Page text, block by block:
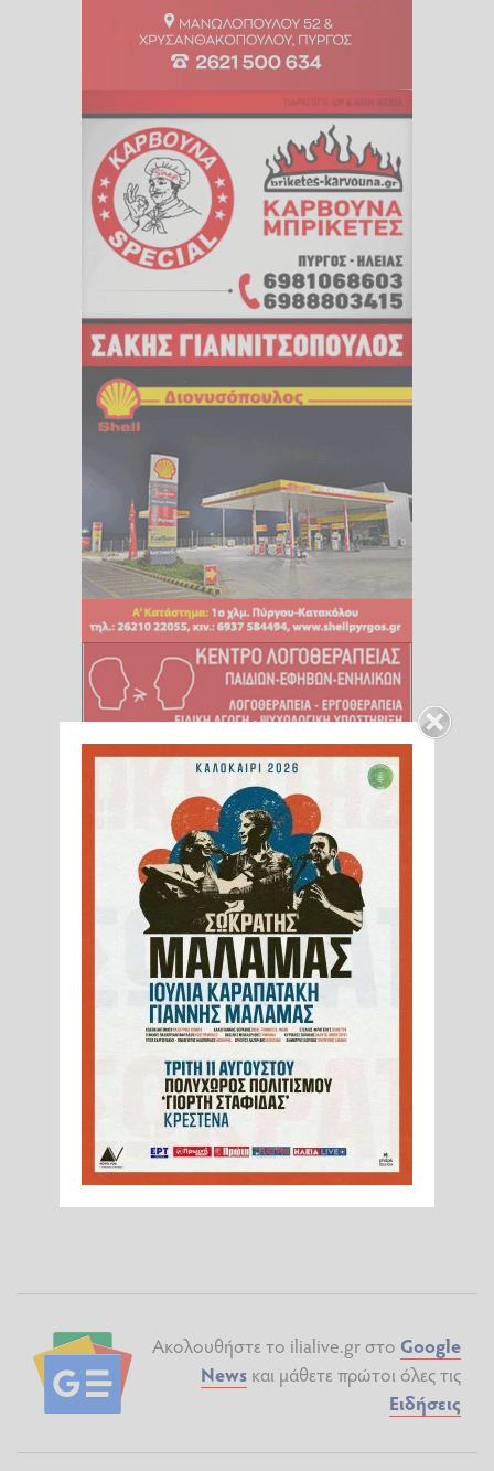
Ακολουθήστε το ilialive.gr στο Google
News και μάθετε πρώτοι όλες τις
Ειδήσεις